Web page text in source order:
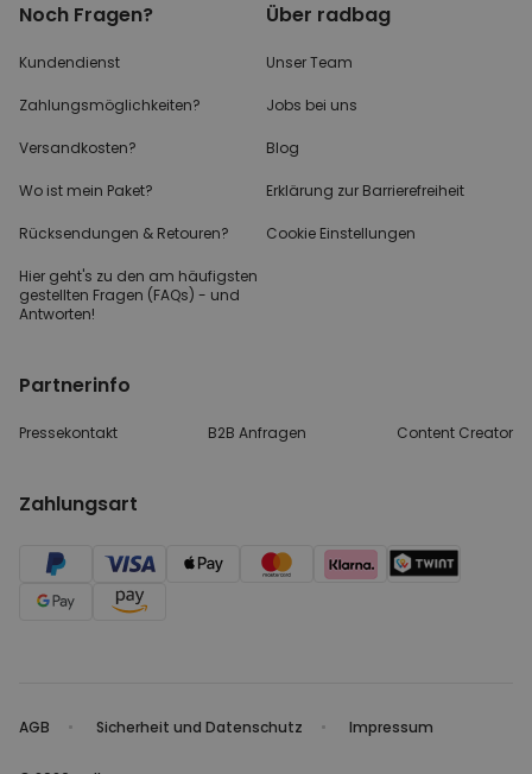
Noch Fragen?
Kundendienst
Zahlungsmöglichkeiten?
Versandkosten?
Wo ist mein Paket?
Rücksendungen & Retouren?
Hier geht's zu den am häufigsten
gestellten Fragen (FAQs) - und
Antworten!
Über radbag
Unser Team
Jobs bei uns
Blog
Erklärung zur Barrierefreiheit
Cookie Einstellungen
Partnerinfo
Pressekontakt B2B Anfragen Content Creator
Zahlungsart
AGB Sicherheit und Datenschutz Impressum